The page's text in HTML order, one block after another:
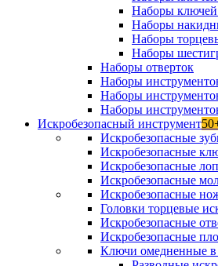
Наборы
Наборы
Наборы
Наборы
Наборы отверток
Наборы
Наборы
Наборы
Искробезопасный инструмент
Искробезопасные
Искробезопасные
Искробезопасные
Искробезопасные
Искробезопасные
Головки торцевые
Искробезопасные
Искробезопасные
Ключи омедненные в